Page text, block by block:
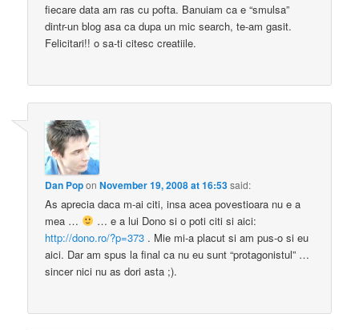
fiecare data am ras cu pofta. Banuiam ca e “smulsa”
dintr-un blog asa ca dupa un mic search, te-am gasit.
Felicitari!! o sa-ti citesc creatiile.
Dan PoponNovember 19, 2008 at 16:53said:
As aprecia daca m-ai citi, insa acea povestioara nu e a
mea …
… e a lui Dono si o poti citi si aici:
http://dono.ro/?p=373 . Mie mi-a placut si am pus-o si eu
aici. Dar am spus la final ca nu eu sunt “protagonistul” …
sincer nici nu as dori asta ;).